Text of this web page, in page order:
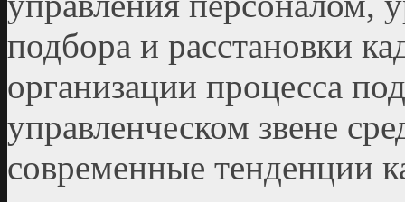
подбора и расстановки
организации процесса
управленческом звене
современные тенденции